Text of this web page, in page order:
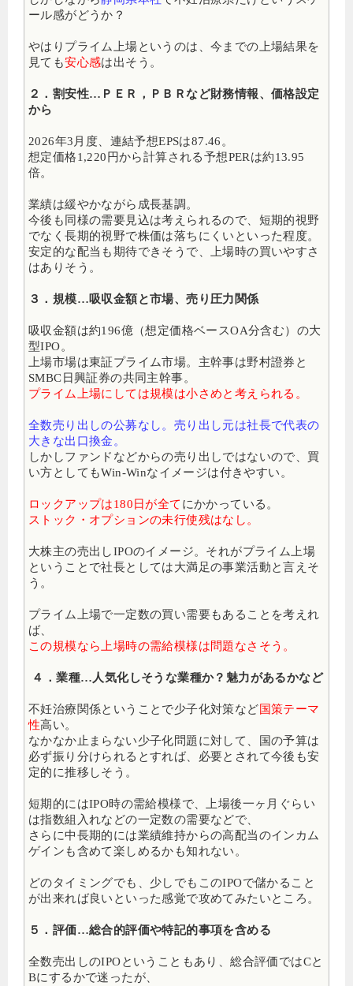
ール感がどうか？
やはりプライム上場というのは、今までの上場結果を
見ても安心感は出そう。
２．割安性…ＰＥＲ，ＰＢＲなど財務情報、価格設定
から
2026年3月度、連結予想EPSは87.46。
想定価格1,220円から計算される予想PERは約13.95
倍。
業績は緩やかながら成長基調。
今後も同様の需要見込は考えられるので、短期的視野
でなく長期的視野で株価は落ちにくいといった程度。
安定的な配当も期待できそうで、上場時の買いやすさ
はありそう。
３．規模…吸収金額と市場、売り圧力関係
吸収金額は約196億（想定価格ベースOA分含む）の大
型IPO。
上場市場は東証プライム市場。主幹事は野村證券と
SMBC日興証券の共同主幹事。
プライム上場にしては規模は小さめと考えられる。
全数売り出しの公募なし。売り出し元は社長で代表の
大きな出口換金。
しかしファンドなどからの売り出しではないので、買
い方としてもWin-Winなイメージは付きやすい。
ロックアップは180日が全て にかかっている。
ストック・オプションの未行使残はなし。
大株主の売出しIPOのイメージ。それがプライム上場
ということで社長としては大満足の事業活動と言えそ
う。
プライム上場で一定数の買い需要もあることを考えれ
ば、
この規模なら上場時の需給模様は問題なさそう。
４．業種…人気化しそうな業種か？魅力があるかなど
不妊治療関係ということで少子化対策など 国策テーマ
性高い。
なかなか止まらない少子化問題に対して、国の予算は
必ず振り分けられるとすれば、必要とされて今後も安
定的に推移しそう。
短期的にはIPO時の需給模様で、上場後一ヶ月ぐらい
は指数組入れなどの一定数の需要などで、
さらに中長期的には業績維持からの高配当のインカム
ゲインも含めて楽しめるかも知れない。
どのタイミングでも、少しでもこのIPOで儲かること
が出来れば良いといった感覚で攻めてみたいところ。
５．評価…総合的評価や特記的事項を含める
全数売出しのIPOということもあり、総合評価ではCと
Bにするかで迷ったが、